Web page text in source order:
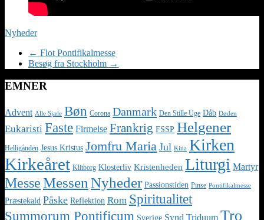
Nyheder
← Flot Pontifikalmesse
Besøg fra Stockholm →
EMNER
Advent Alle Sjæle Bøn Corona Danmark Den Stille Uge Dåb Døden
Eukaristi Faste Firmelse Frankrig FSSP Helgener
Helligånden Jesus Kristus Jomfru Maria Jul Kina Kirken
Kirkeåret Klitborg Klosterliv Kristenheden Liturgi Martyr
MesseMessen Nyheder Passionstiden Pinse Pontifikalmesse
Præstekald Påske Reflektion Rom Spiritualitet
Summorum Pontificum Sverige Synd Triduum Tro